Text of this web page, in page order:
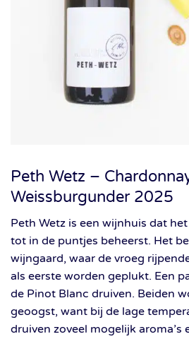
Peth Wetz –
Weissburgunder 2025
Peth Wetz is een wijnhuis dat
tot in de puntjes beheerst. Het
wijngaard, waar de vroeg
als eerste worden geplukt. Een
de Pinot Blanc druiven. Beiden
geoogst, want bij de lage
druiven zoveel mogelijk aroma’s